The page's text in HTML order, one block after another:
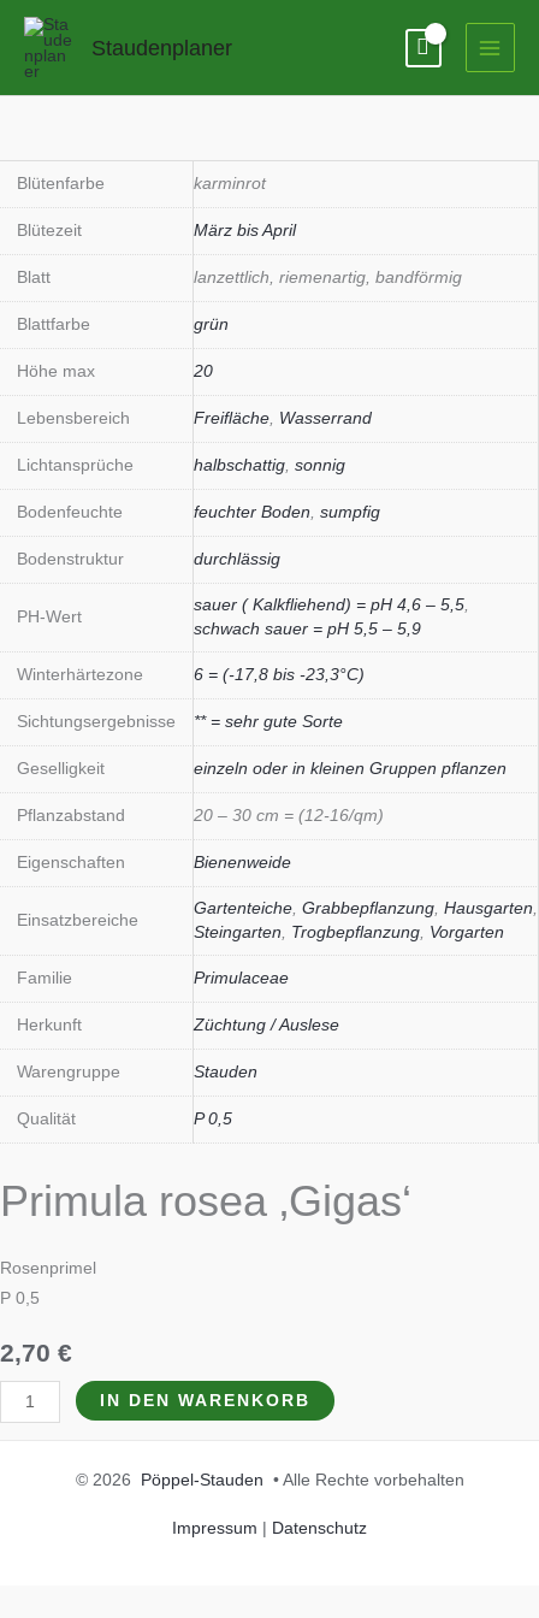
Zum
springen
Staudenplaner
Blütenfarbe karminrot
Blütezeit März bis April
Blatt lanzettlich, riemenartig, bandförmig
Blattfarbe grün
Höhe max 20
Lebensbereich Freifläche Wasserrand
Lichtansprüche halbschattig sonnig
Bodenfeuchte feuchter Boden sumpfig
Bodenstruktur durchlässig
PH-Wert
sauer ( Kalkfliehend) = pH 4,6 – 5,5
schwach sauer = pH 5,5 – 5,9
Winterhärtezone 6 = (-17,8 bis -23,3°C)
Sichtungsergebnisse ** = sehr gute Sorte
Geselligkeit einzeln oder in kleinen Gruppen pflanzen
Pflanzabstand 20 – 30 cm = (12-16/qm)
Eigenschaften Bienenweide
Einsatzbereiche
Gartenteiche Grabbepflanzung Hausgarten
Steingarten
Trogbepflanzung Vorgarten
Familie Primulaceae
Herkunft Züchtung / Auslese
Warengruppe Stauden
Qualität P 0,5
Primula rosea ‚Gigas‘
Rosenprimel
P 0,5
2,70 €
IN DEN WARENKORB
© 2026 Pöppel-Stauden • Alle Rechte vorbehalten
Impressum | Datenschutz